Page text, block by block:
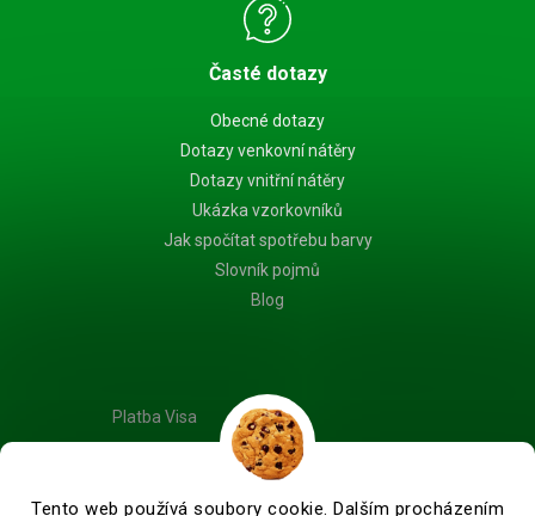
Tento web používá soubory cookie. Dalším procházením
Časté dotazy
Obecné dotazy
Dotazy venkovní nátěry
Dotazy vnitřní nátěry
Ukázka vzorkovníků
Jak spočítat spotřebu barvy
Slovník pojmů
Blog
Platba Visa